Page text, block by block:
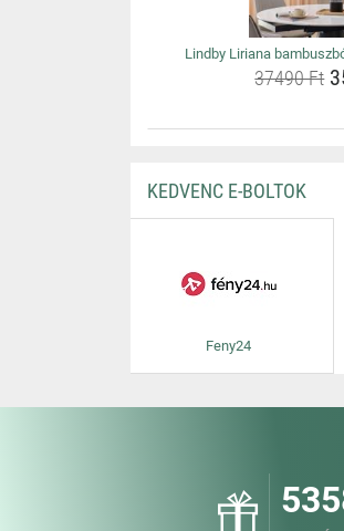
Lindby Liriana
37490 Ft
KEDVENC E-BOLTOK
Feny24